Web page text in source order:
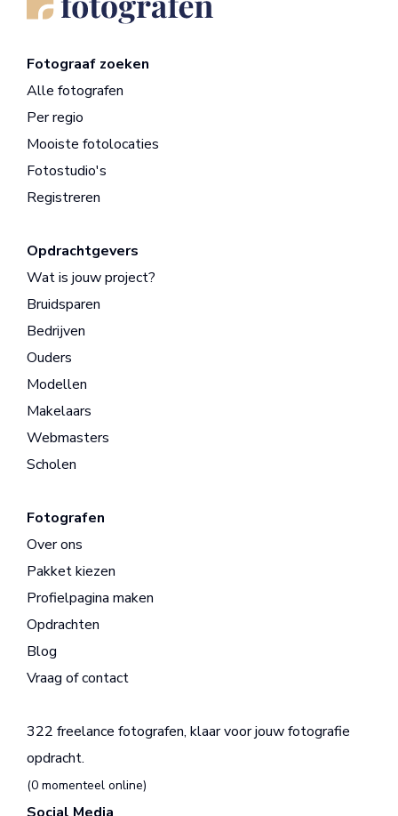
Fotograaf zoeken
Alle fotografen
Per regio
Mooiste fotolocaties
Fotostudio's
Registreren
Opdrachtgevers
Wat is jouw project?
Bruidsparen
Bedrijven
Ouders
Modellen
Makelaars
Webmasters
Scholen
Fotografen
Over ons
Pakket kiezen
Profielpagina maken
Opdrachten
Blog
Vraag of contact
322 freelance fotografen, klaar voor jouw fotografie
opdracht.
(0 momenteel online)